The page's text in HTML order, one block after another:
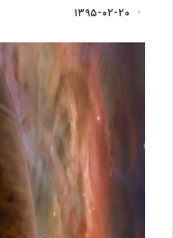
۱۳۹۵-۰۲-۲۰